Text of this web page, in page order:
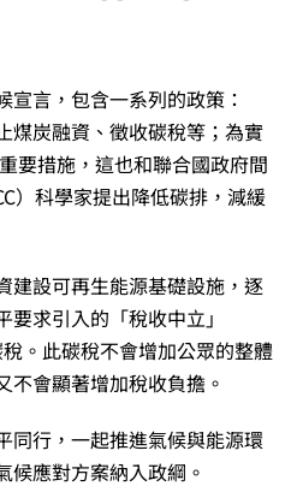
言，包含一系列的政策：
煤炭融資、徵收碳稅等；為實
要措施，這也和聯合國政府間
）科學家提出降低碳排，減緩
建設可再生能源基礎設施，逐
求引入的「稅收中立」
。此碳稅不會增加公眾的整體
不會顯著增加稅收負擔。
同行，一起推進氣候與能源環
候應對方案納入政綱。